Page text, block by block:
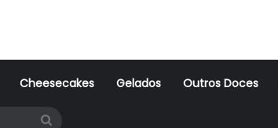
Cheesecakes Gelados Outros Doces